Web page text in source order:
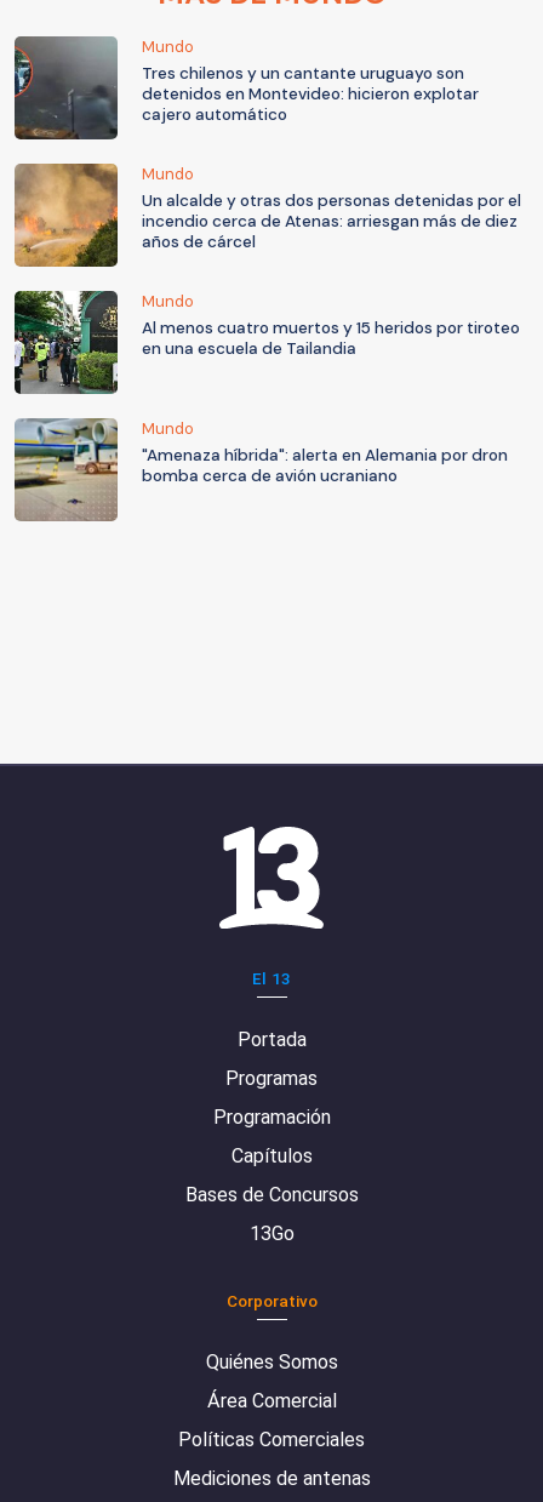
Mundo
Tres chilenos y un cantante uruguayo son
detenidos en Montevideo: hicieron explotar
cajero automático
Mundo
Un alcalde y otras dos personas detenidas por el
incendio cerca de Atenas: arriesgan más de diez
años de cárcel
Mundo
Al menos cuatro muertos y 15 heridos por tiroteo
en una escuela de Tailandia
Mundo
"Amenaza híbrida": alerta en Alemania por dron
bomba cerca de avión ucraniano
El 13
Portada
Programas
Programación
Capítulos
Bases de Concursos
13Go
Corporativo
Quiénes Somos
Área Comercial
Políticas Comerciales
Mediciones de antenas